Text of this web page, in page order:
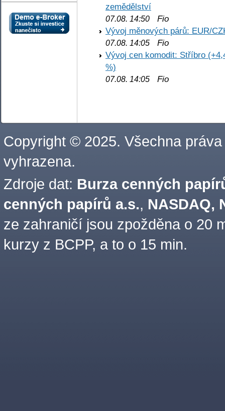
zemědělství
07.08. 14:50 Fio
Vývoj měnových párů: EUR/
07.08. 14:05 Fio
Vývoj cen komodit: Stříbro
%)
07.08. 14:05 Fio
Copyright © 2025. Všechna práva
vyhrazena.
Zdroje dat: Burza cenných
cenných papírů a.s., NASDAQ,
ze zahraničí jsou zpožděna o 20
kurzy z BCPP, a to o 15 min.